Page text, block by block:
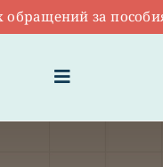
за
Toggle
Navigation